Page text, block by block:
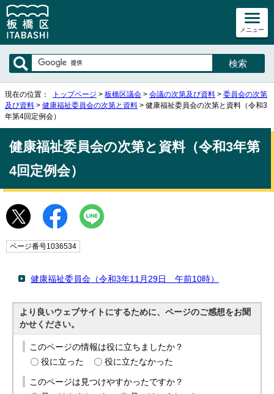
メニュー
現在の位置： トップページ > 板橋区議会 > 会議の次第及び資料 > 委員会の次第
及び資料 > 健康福祉委員会の次第と資料 > 健康福祉委員会の次第と資料（令和3
年第4回定例会）
健康福祉委員会の次第と資料（令和3年第
4回定例会）
ページ番号1036534
健康福祉委員会（令和3年11月29日 午前10時）
より良いウェブサイトにするために、ページのご感想をお聞
かせください。
このページの情報は役に立ちましたか？
役に立った
役に立たなかった
このページは見つけやすかったですか？